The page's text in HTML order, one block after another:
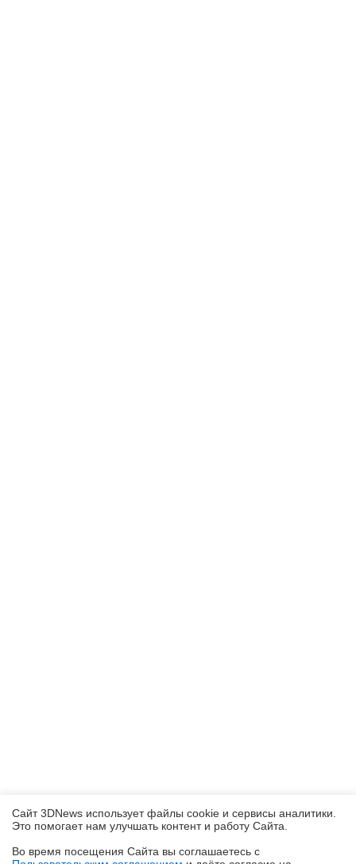
Сайт 3DNews использует файлы cookie и сервисы аналитики.
Это помогает нам улучшать контент и работу Cайта.
Во время посещения Cайта вы соглашаетесь с